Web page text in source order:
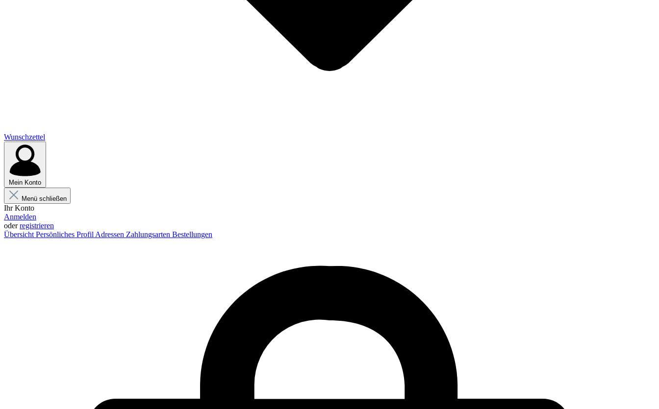
Wunschzettel
Mein Konto
Menü schließen
Ihr Konto
Anmelden
oderregistrieren
Übersicht Persönliches Profil Adressen Zahlungsarten Bestellungen